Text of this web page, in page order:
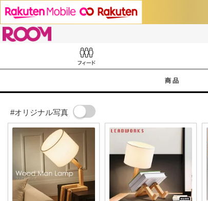
商品
#オリジナル写真